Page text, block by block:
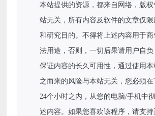
本站提供的资源，都来自网络，版权
站无关，所有内容及软件的文章仅限
和研究目的。不得将上述内容用于
法用途，否则，一切后果请用户自负
保证内容的长久可用性，通过使用
之而来的风险与本站无关，您必须在
24个小时之内，从您的电脑/手机中
述内容。如果您喜欢该程序，请支